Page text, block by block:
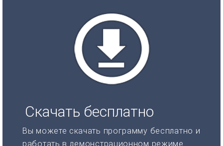
Скачать бесплатно
Вы можете скачать программу бесплатно и
работать в демонстрационном режиме